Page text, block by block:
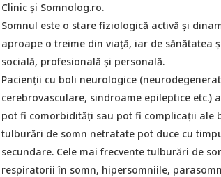
Clinic și Somnolog.ro.
Somnul este o stare fiziologică activă și
aproape o treime din viață, iar de sănătatea
socială, profesională și personală.
Pacienții cu boli neurologice
cerebrovasculare, sindroame epileptice
pot fi comorbidități sau pot fi complicații ale
tulburări de somn netratate pot duce cu
secundare. Cele mai frecvente tulburări de
respiratorii în somn, hipersomniile,